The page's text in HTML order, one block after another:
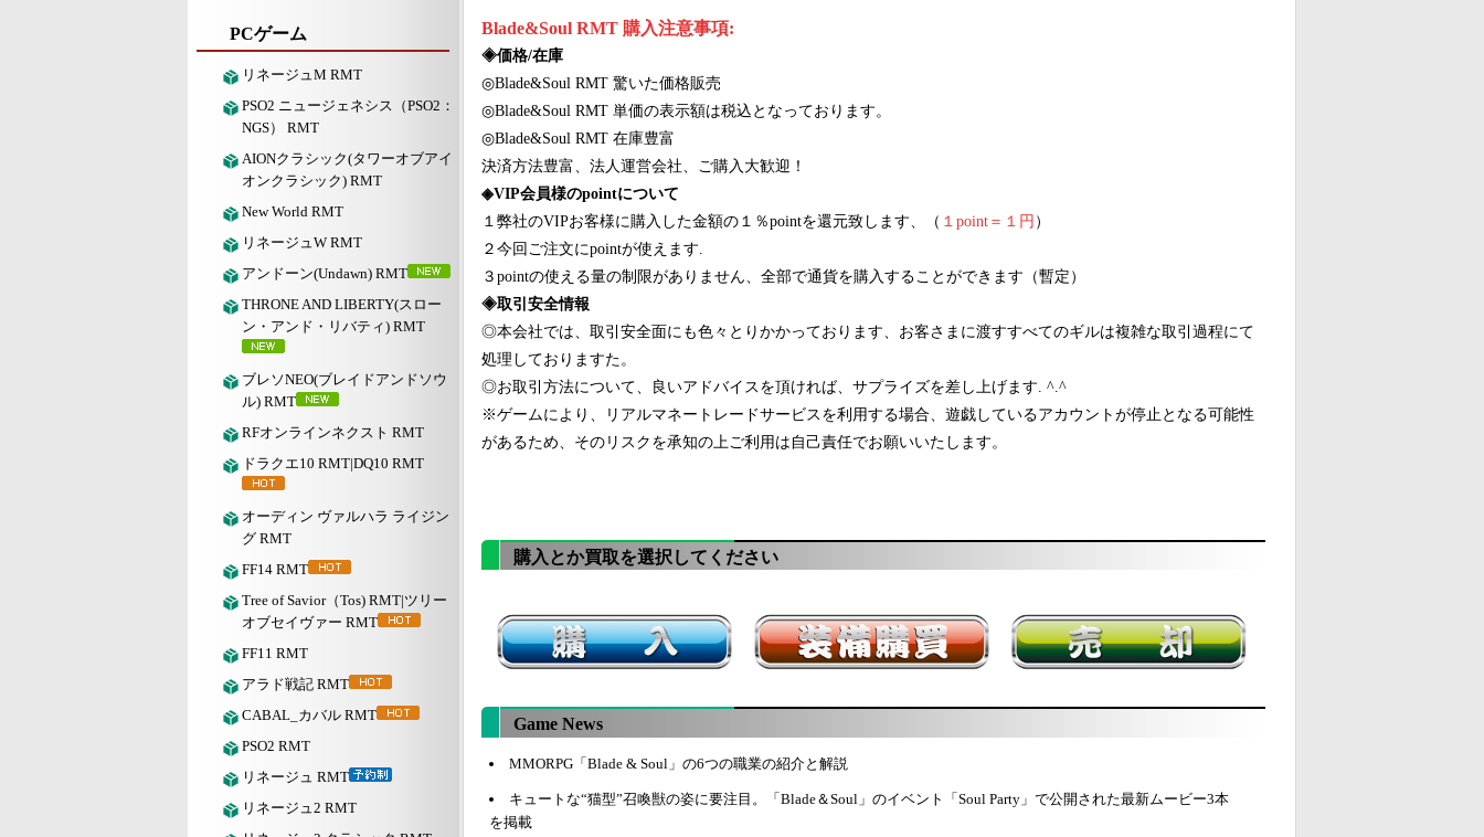
PCゲーム
リネージュM RMT
PSO2 ニュージェネシス（PSO2：
NGS） RMT
AIONクラシック(タワーオブアイ
オンクラシック) RMT
New World RMT
リネージュW RMT
アンドーン(Undawn) RMT
THRONE AND LIBERTY(スロー
ン・アンド・リバティ) RMT
ブレソNEO(ブレイドアンドソウ
ル) RMT
RFオンラインネクスト RMT
ドラクエ10 RMT|DQ10 RMT
オーディン ヴァルハラ ライジン
グ RMT
FF14 RMT
Tree of Savior（Tos) RMT|ツリー
オブセイヴァー RMT
FF11 RMT
アラド戦記 RMT
CABAL_カバル RMT
PSO2 RMT
リネージュ RMT
リネージュ2 RMT
Blade&Soul RMT 購入注意事項:
◈価格/在庫
◎Blade&Soul RMT 驚いた価格販売
◎Blade&Soul RMT 単価の表示額は税込となっております。
◎Blade&Soul RMT 在庫豊富
決済方法豊富、法人運営会社、ご購入大歓迎！
◈VIP会員様のpointについて
１弊社のVIPお客様に購入した金額の１％pointを還元致します、（ １point＝１円 ）
２今回ご注文にpointが使えます.
３pointの使える量の制限がありません、全部で通貨を購入することができます（暫定）
◈取引安全情報
◎本会社では、取引安全面にも色々とりかかっております、お客さまに渡すすべてのギルは複雑な取引過程にて
処理しておりますた。
◎お取引方法について、良いアドバイスを頂ければ、サプライズを差し上げます. ^.^
※ゲームにより、リアルマネートレードサービスを利用する場合、遊戯しているアカウントが停止となる可能性
があるため、そのリスクを承知の上ご利用は自己責任でお願いいたします。
購入とか買取を選択してください
Game News
MMORPG「Blade & Soul」の6つの職業の紹介と解説
キュートな“猫型”召喚獣の姿に要注目。「Blade＆Soul」のイベント「Soul Party」で公開された最新ムービー3本
を掲載